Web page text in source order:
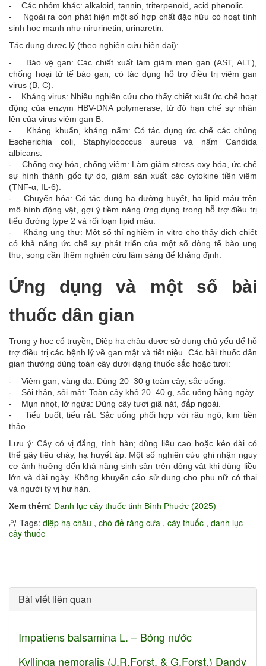
- Các nhóm khác: alkaloid, tannin, triterpenoid, acid phenolic.
- Ngoài ra còn phát hiện một số hợp chất đặc hữu có hoạt tính
sinh học mạnh như nirurinetin, urinaretin.
Tác dụng dược lý (theo nghiên cứu hiện đại):
- Bảo vệ gan: Các chiết xuất làm giảm men gan (AST, ALT),
chống hoại tử tế bào gan, có tác dụng hỗ trợ điều trị viêm gan
virus (B, C).
- Kháng virus: Nhiều nghiên cứu cho thấy chiết xuất ức chế hoạt
động của enzym HBV-DNA polymerase, từ đó hạn chế sự nhân
lên của virus viêm gan B.
- Kháng khuẩn, kháng nấm: Có tác dụng ức chế các chủng
Escherichia coli, Staphylococcus aureus và nấm Candida
albicans.
- Chống oxy hóa, chống viêm: Làm giảm stress oxy hóa, ức chế
sự hình thành gốc tự do, giảm sản xuất các cytokine tiền viêm
(TNF-α, IL-6).
- Chuyển hóa: Có tác dụng hạ đường huyết, hạ lipid máu trên
mô hình động vật, gợi ý tiềm năng ứng dụng trong hỗ trợ điều trị
tiểu đường type 2 và rối loạn lipid máu.
- Kháng ung thư: Một số thí nghiệm in vitro cho thấy dịch chiết
có khả năng ức chế sự phát triển của một số dòng tế bào ung
thư, song cần thêm nghiên cứu lâm sàng để khẳng định.
Ứng dụng và một số bài
thuốc dân gian
Trong y học cổ truyền, Diệp hạ châu được sử dụng chủ yếu để hỗ
trợ điều trị các bệnh lý về gan mật và tiết niệu. Các bài thuốc dân
gian thường dùng toàn cây dưới dạng thuốc sắc hoặc tươi:
- Viêm gan, vàng da: Dùng 20–30 g toàn cây, sắc uống.
- Sỏi thận, sỏi mật: Toàn cây khô 20–40 g, sắc uống hằng ngày.
- Mụn nhọt, lở ngứa: Dùng cây tươi giã nát, đắp ngoài.
- Tiểu buốt, tiểu rắt: Sắc uống phối hợp với râu ngô, kim tiền
thảo.
Lưu ý: Cây có vị đắng, tính hàn; dùng liều cao hoặc kéo dài có
thể gây tiêu chảy, hạ huyết áp. Một số nghiên cứu ghi nhận nguy
cơ ảnh hưởng đến khả năng sinh sản trên động vật khi dùng liều
lớn và dài ngày. Không khuyến cáo sử dụng cho phụ nữ có thai
và người tỳ vị hư hàn.
Xem thêm: Danh lục cây thuốc tỉnh Bình Phước (2025)
Tags: diệp hạ châu , chó đẻ răng cưa , cây thuốc , danh lục
cây thuốc
Bài viết liên quan
Impatiens balsamina L. – Bóng nước
Kyllinga nemoralis (J.R.Forst. & G.Forst.) Dandy